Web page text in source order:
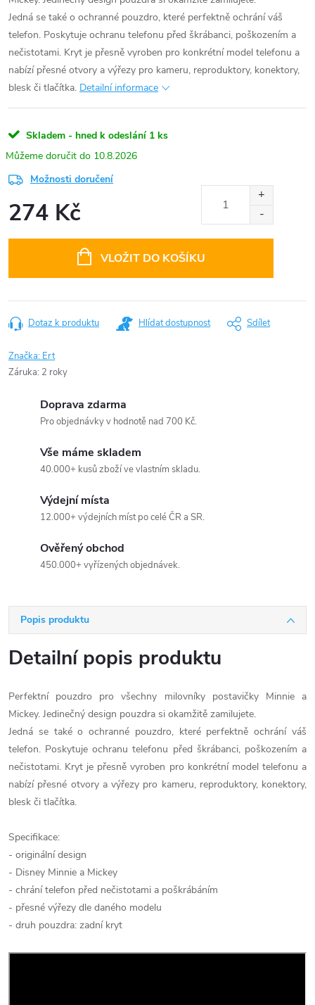
Jedná se také o ochranné pouzdro, které perfektně ochrání váš
telefon. Poskytuje ochranu telefonu před škrábanci, poškozením a
nečistotami. Kryt je přesně vyroben pro konkrétní model telefonu a
nabízí přesné otvory a výřezy pro kameru, reproduktory, konektory,
blesk či tlačítka. Detailní informace
Skladem - hned k odeslání 1 ks
10.8.2026
Možnosti doručení
274 Kč
VLOŽIT DO KOŠÍKU
Dotaz k produktu Hlídat dostupnost Sdílet
Značka: Ert
Záruka: 2 roky
Doprava zdarma
Pro objednávky v hodnotě nad 700 Kč.
Vše máme skladem
40.000+ kusů zboží ve vlastním skladu.
Výdejní místa
12.000+ výdejních míst po celé ČR a SR.
Ověřený obchod
450.000+ vyřízených objednávek.
Popis produktu
Detailní popis produktu
Perfektní pouzdro pro všechny milovníky postavičky Minnie a
Mickey. Jedinečný design pouzdra si okamžitě zamilujete.
Jedná se také o ochranné pouzdro, které perfektně ochrání váš
telefon. Poskytuje ochranu telefonu před škrábanci, poškozením a
nečistotami. Kryt je přesně vyroben pro konkrétní model telefonu a
nabízí přesné otvory a výřezy pro kameru, reproduktory, konektory,
blesk či tlačítka.
Specifikace:
- originální design
- Disney Minnie a Mickey
- chrání telefon před nečistotami a poškrábáním
- přesné výřezy dle daného modelu
- druh pouzdra: zadní kryt